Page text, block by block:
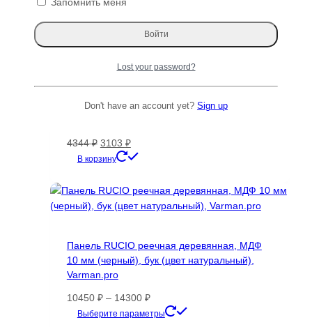
Опции
странице
товара.
Пуф плетеный из натурального ротанга,
4344₽ Первоначальная
цена
4344 ₽.
3103 ₽Текущая
цена:
В корзину
Панель RUCIO реечная деревянная, МДФ
10 мм (черный), бук (цвет натуральный),
Varman.pro
10450 ₽ – 14300 ₽Диапазон
цен:
Выберите параметры
Lost your password?
Don't have an account yet? Sign up